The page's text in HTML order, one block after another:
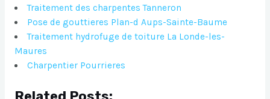
Traitement des charpentes Tanneron
Pose de gouttieres Plan-d Aups-Sainte-Baume
Traitement hydrofuge de toiture La Londe-les-
Maures
Charpentier Pourrieres